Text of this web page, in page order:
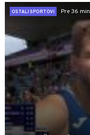
OSTALI SPORTOVI
Pre 36 min